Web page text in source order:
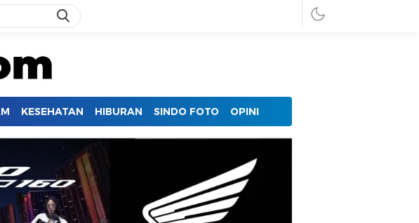
KESEHATAN HIBURAN SINDO FOTO OPINI